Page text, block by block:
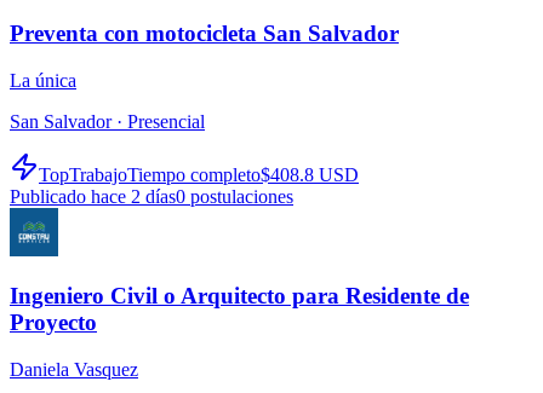
Preventa con motocicleta San Salvador
La única
San Salvador · Presencial
TopTrabajoTiempo completo$408.8 USD
Publicado hace 2 días0 postulaciones
Ingeniero Civil o Arquitecto para Residente de
Proyecto
Daniela Vasquez